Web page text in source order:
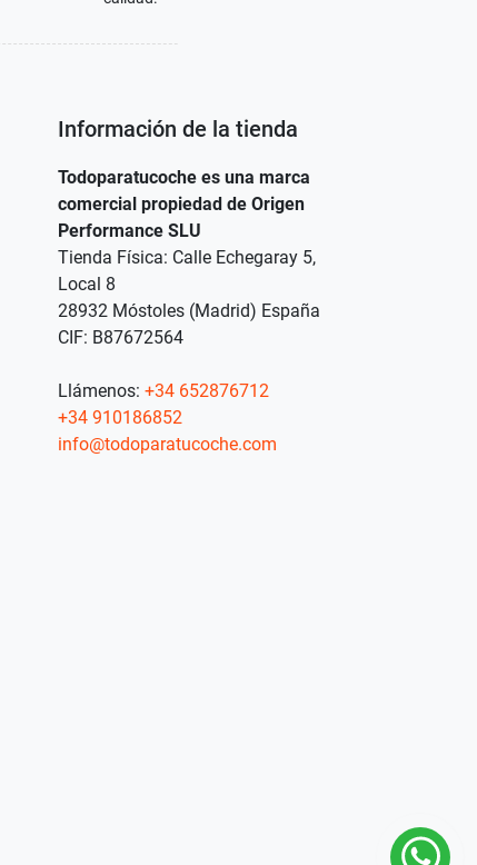
Información de la tienda
Todoparatucoche es una marca
comercial propiedad de Origen
Performance SLU
Tienda Física: Calle Echegaray 5,
Local 8
28932 Móstoles (Madrid) España
CIF: B87672564
Llámenos: +34 652876712
+34 910186852
info@todoparatucoche.com